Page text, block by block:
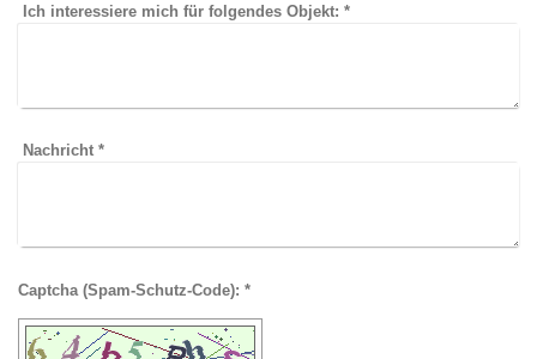
Ich interessiere mich für folgendes Objekt:*
Nachricht *
Captcha (Spam-Schutz-Code): *